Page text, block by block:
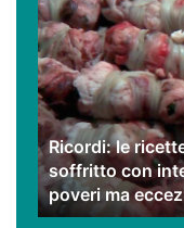
le
ricette
tradizionali,
i
moglitieddi
e
soffritto
con
interiora
e
Ricordi: le
soffritto con
poveri ma